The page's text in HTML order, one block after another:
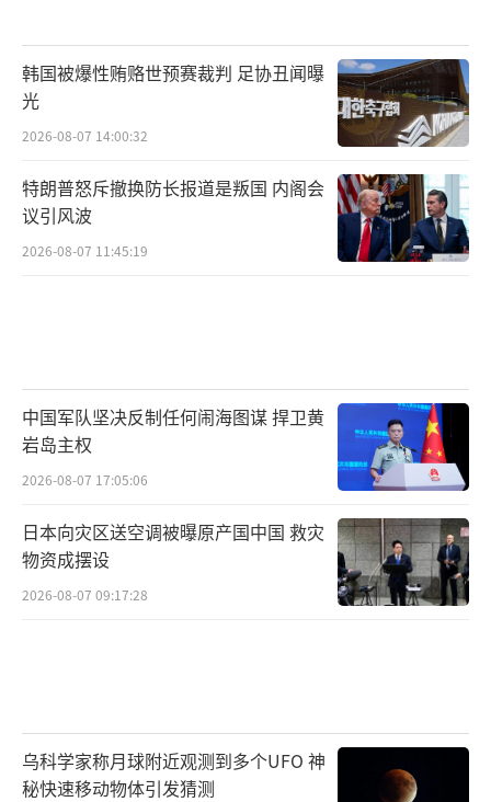
韩国被爆性贿赂世预赛裁判 足协丑闻曝
光
2026-08-07 14:00:32
特朗普怒斥撤换防长报道是叛国 内阁会
议引风波
2026-08-07 11:45:19
中国军队坚决反制任何闹海图谋 捍卫黄
岩岛主权
2026-08-07 17:05:06
日本向灾区送空调被曝原产国中国 救灾
物资成摆设
2026-08-07 09:17:28
乌科学家称月球附近观测到多个UFO 神
秘快速移动物体引发猜测